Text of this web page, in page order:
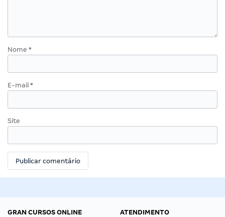
Nome *
E-mail *
Site
GRAN CURSOS ONLINE
ATENDIMENTO